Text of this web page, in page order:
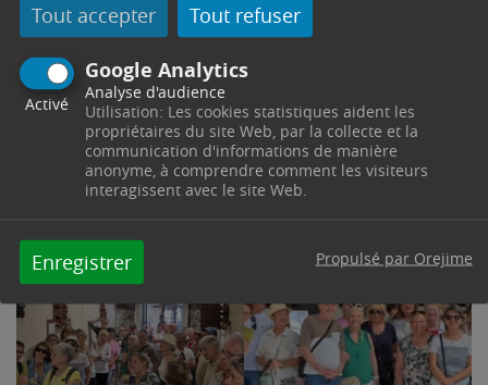
Tout accepter Tout refuser
Google Analytics
Activé
Analyse d'audience
Utilisation: Les cookies statistiques aident les
propriétaires du site Web, par la collecte et la
communication d'informations de manière
anonyme, à comprendre comment les visiteurs
interagissent avec le site Web.
Enregistrer Propulsé par Orejime